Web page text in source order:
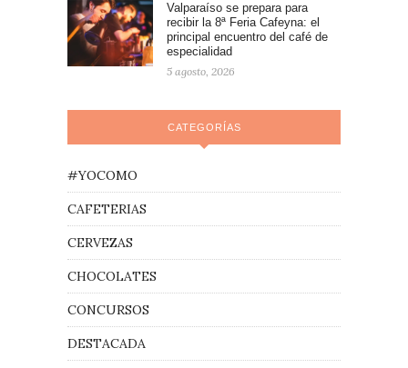
Valparaíso se prepara para
recibir la 8ª Feria Cafeyna: el
principal encuentro del café de
especialidad
5 agosto, 2026
CATEGORÍAS
#YOCOMO
CAFETERIAS
CERVEZAS
CHOCOLATES
CONCURSOS
DESTACADA